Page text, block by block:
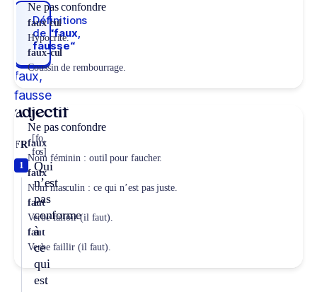
Définitions
de“faux,
fausse“
faux,
fausse
adjectif
FR
[fo,
fos]
Qui
n’est
pas
conforme
à
ce
qui
est
1
Ne pas confondre
faux cul
Hypocrite.
faux-cul
Coussin de rembourrage.
Ne pas confondre
faux
Nom féminin : outil pour faucher.
faux
Nom masculin : ce qui n’est pas juste.
faut
Verbe falloir (il faut).
faut
Verbe faillir (il faut).